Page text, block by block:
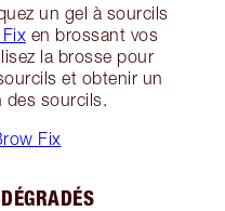
un gel à sourcils
en brossant vos
la brosse pour
et obtenir un
des sourcils.
Fix